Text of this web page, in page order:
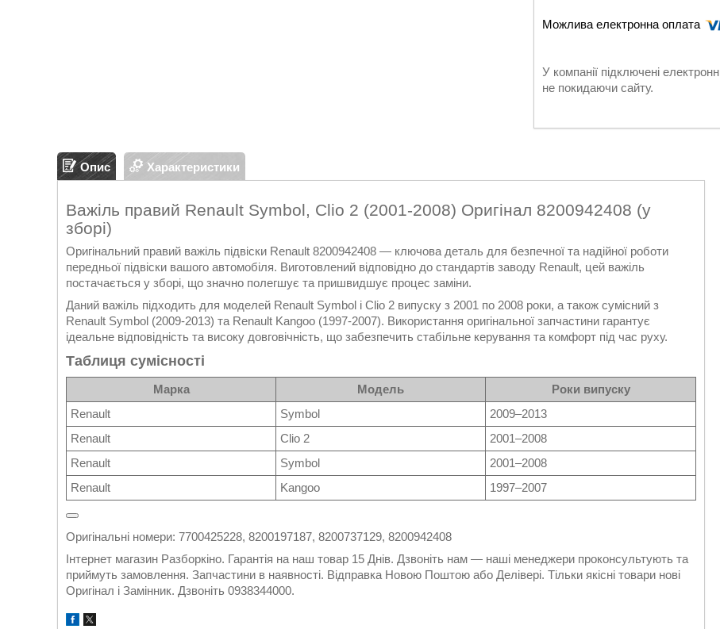
У компанії підключені
не покидаючи сайту.
Опис Характеристики
Важіль правий Renault Symbol, Clio 2 (2001-2008) Оригінал 8200942408 (у
зборі)
Оригінальний правий важіль підвіски Renault 8200942408 — ключова деталь для безпечної та надійної роботи
передньої підвіски вашого автомобіля. Виготовлений відповідно до стандартів заводу Renault, цей важіль
постачається у зборі, що значно полегшує та пришвидшує процес заміни.
Даний важіль підходить для моделей Renault Symbol і Clio 2 випуску з 2001 по 2008 роки, а також сумісний з
Renault Symbol (2009-2013) та Renault Kangoo (1997-2007). Використання оригінальної запчастини гарантує
ідеальне відповідність та високу довговічність, що забезпечить стабільне керування та комфорт під час руху.
Таблиця сумісності
Марка Модель
Роки випуску
Renault
Symbol
2009–2013
Renault
Clio 2
2001–2008
Renault
Symbol
2001–2008
Renault
Kangoo 1997–2007
Оригінальні номери: 7700425228, 8200197187, 8200737129, 8200942408
Інтернет магазин Разборкіно. Гарантія на наш товар 15 Днів. Дзвоніть нам — наші менеджери проконсультують та
приймуть замовлення. Запчастини в наявності. Відправка Новою Поштою або Делiвері. Тільки якісні товари нові
Оригінал і Замінник. Дзвоніть 0938344000.